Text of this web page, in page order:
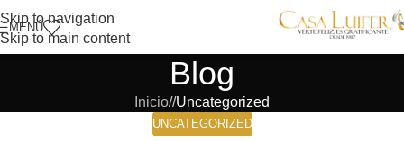
Skip to navigation
Skip to main content
MENÚ
Blog
Inicio/ Uncategorized
UNCATEGORIZED